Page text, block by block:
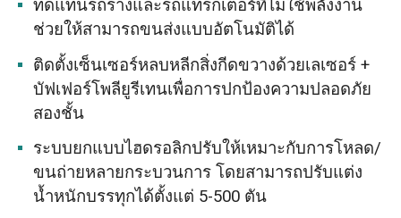
ทดแทนรถรางและรถแทรกเตอร์ที่ไม่ใช้พลังงาน
ช่วยให้สามารถขนส่งแบบอัตโนมัติได้
ติดตั้งเซ็นเซอร์หลบหลีกสิ่งกีดขวางด้วยเลเซอร์ +
บัฟเฟอร์โพลียูรีเทนเพื่อการปกป้องความปลอดภัย
สองชั้น
ระบบยกแบบไฮดรอลิกปรับให้เหมาะกับการโหลด/
ขนถ่ายหลายกระบวนการ โดยสามารถปรับแต่ง
น้ำหนักบรรทุกได้ตั้งแต่ 5-500 ตัน